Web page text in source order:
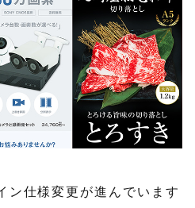
ン仕様変更が進んでいます